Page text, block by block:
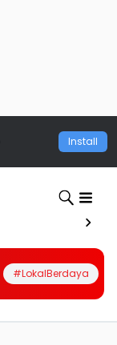
Install
#LokalBerdaya